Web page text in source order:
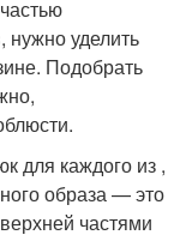
нужно уделить
Подобрать
для каждого из ,
образа — это
частями